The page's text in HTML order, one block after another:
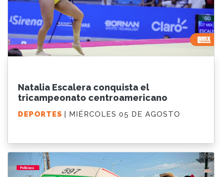
Natalia Escalera conquista el
tricampeonato centroamericano
DEPORTES | MIÉRCOLES 05 DE AGOSTO